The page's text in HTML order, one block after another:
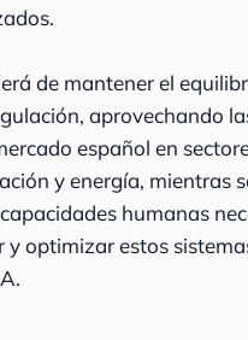
de mantener el
aprovechando
español en
y energía, mientras
humanas
y optimizar estos